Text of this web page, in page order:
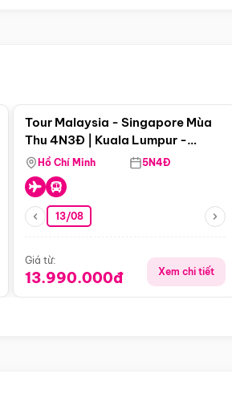
Tour Malaysia - Singapore Mùa
Thu 4N3Đ | Kuala Lumpur -
Malacca - Johor Baru -
Singapore
Hồ Chí Minh 5N4Đ
13/08
Giá từ:
13.990.000đ Xem chi tiết